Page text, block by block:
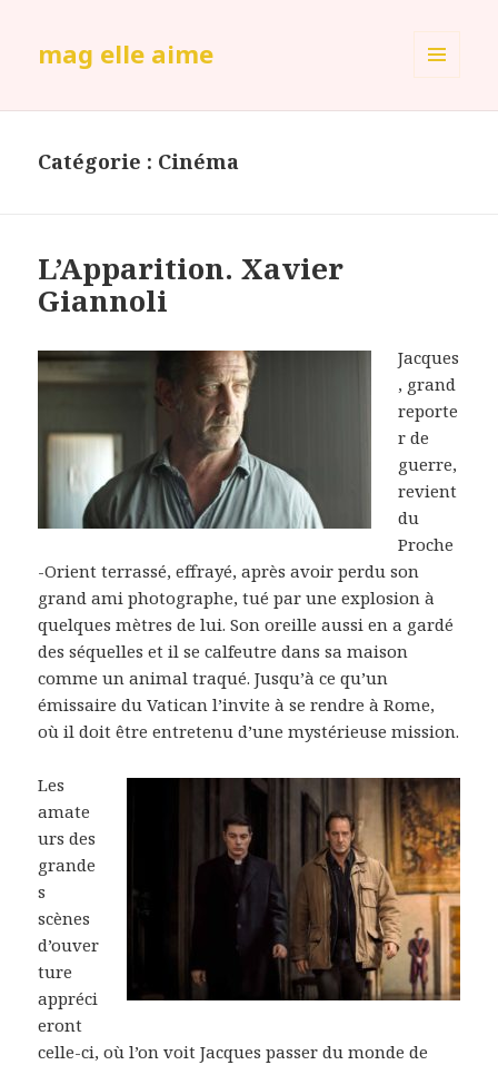
mag elle aime
Catégorie : Cinéma
L’Apparition. Xavier
Giannoli
Jacques
, grand
reporte
r de
guerre,
revient
du
Proche
-Orient terrassé, effrayé, après avoir perdu son
grand ami photographe, tué par une explosion à
quelques mètres de lui. Son oreille aussi en a gardé
des séquelles et il se calfeutre dans sa maison
comme un animal traqué. Jusqu’à ce qu’un
émissaire du Vatican l’invite à se rendre à Rome,
où il doit être entretenu d’une mystérieuse mission.
Les
amate
urs des
grande
s
scènes
d’ouver
ture
appréci
eront
celle-ci, où l’on voit Jacques passer du monde de